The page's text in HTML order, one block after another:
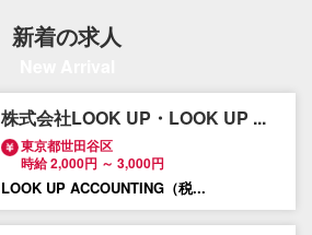
新着の求人
株式会社LOOK UP・LOOK UP ...
東京都世田谷区
時給 2,000円 ～ 3,000円
LOOK UP ACCOUNTING（税...